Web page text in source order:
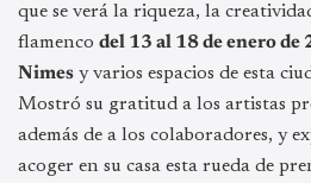
que se verá la riqueza, la
flamenco del 13 al 18 de enero de
Nimes y varios espacios de esta
Mostró su gratitud a los artistas
además de a los colaboradores, y
acoger en su casa esta rueda de